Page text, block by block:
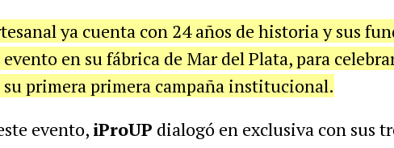
ya cuenta con 24 años de historia y sus
en su fábrica de Mar del Plata, para
primera primera campaña institucional.
evento, iProUP dialogó en exclusiva con sus